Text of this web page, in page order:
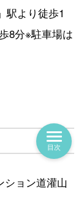
駅より徒歩1
8分※駐車場は
ション道灌山
目次